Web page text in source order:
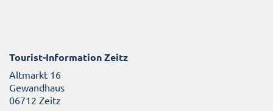
Tourist-Information Zeitz
Altmarkt 16
Gewandhaus
06712 Zeitz